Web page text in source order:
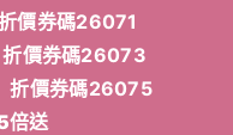
價券碼26071
價券碼26073
價券碼26075
倍送